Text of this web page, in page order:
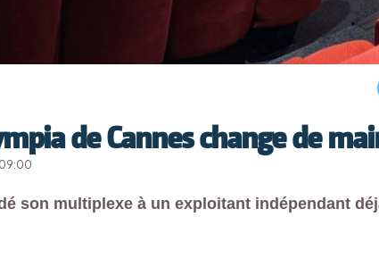
de Cannes change de
09:00
son multiplexe à un exploitant indépendant